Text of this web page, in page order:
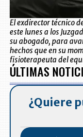
El exdirector técnico
este lunes a los
su abogado, para
hechos que en su
fisioterapeuta del
ÚLTIMAS
¿Quiere